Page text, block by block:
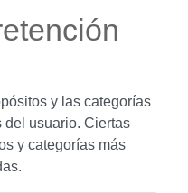
y las categorías
del usuario. Ciertas
y categorías más